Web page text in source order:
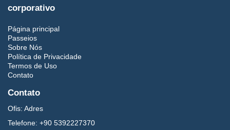
corporativo
Página principal
Passeios
Sobre Nós
Política de Privacidade
Termos de Uso
Contato
Contato
Ofis: Adres
Telefone: +90 5392227370